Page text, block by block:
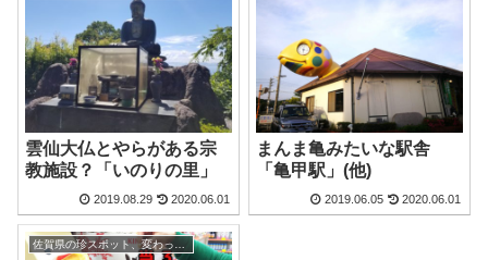
雲仙大仏とやらがある宗
教施設？「いのりの里」
2019.08.29 2020.06.01
まんま亀みたいな駅舎
「亀甲駅」(他)
2019.06.05 2020.06.01
佐賀県の珍スポット、変わった観光地